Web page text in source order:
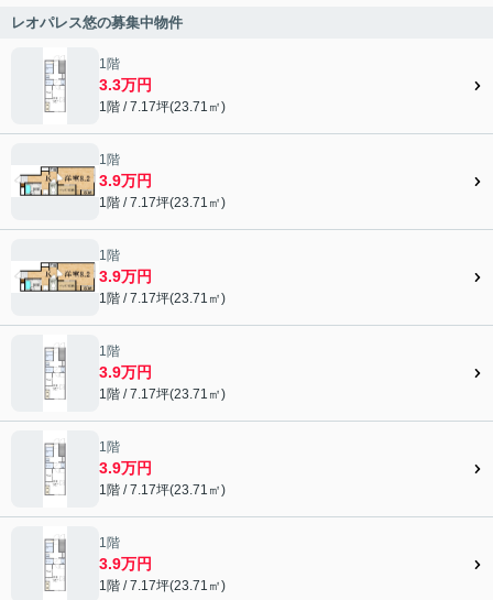
レオパレス悠の募集中物件
1階
3.3万円
1階 / 7.17坪(23.71㎡)
1階
3.9万円
1階 / 7.17坪(23.71㎡)
1階
3.9万円
1階 / 7.17坪(23.71㎡)
1階
3.9万円
1階 / 7.17坪(23.71㎡)
1階
3.9万円
1階 / 7.17坪(23.71㎡)
1階
3.9万円
1階 / 7.17坪(23.71㎡)